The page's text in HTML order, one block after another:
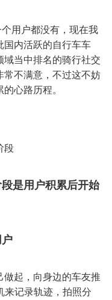
用户都没有，现在我
国内活跃的自行车车
当中排名的骑行社交
常不满意，不过这不妨
心路历程。
段
是用户积累后开始
做起，向身边的车友推
来记录轨迹，拍照分